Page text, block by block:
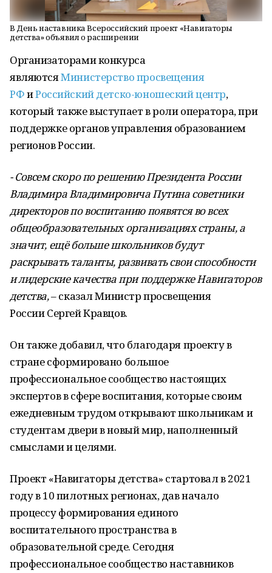
В День наставника Всероссийский проект «Навигаторы
детства» объявил о расширении
Организаторами конкурса
являютсяМинистерство просвещения
РФиРоссийский детско-юношеский центр,
который также выступает в роли оператора, при
поддержке органов управления образованием
регионов России.
- Совсем скоро по решению Президента России
Владимира Владимировича Путина советники
директоров по воспитанию появятся во всех
общеобразовательных организациях страны, а
значит, ещё больше школьников будут
раскрывать таланты, развивать свои способности
и лидерские качества при поддержке Навигаторов
детства,– сказал Министр просвещения
РоссииСергей Кравцов.
Он также добавил, что благодаря проекту в
стране сформировано большое
профессиональное сообщество настоящих
экспертов в сфере воспитания, которые своим
ежедневным трудом открывают школьникам и
студентам двери в новый мир, наполненный
смыслами и целями.
Проект «Навигаторы детства» стартовал в 2021
году в 10 пилотных регионах, дав начало
процессу формирования единого
воспитательного пространства в
образовательной среде. Сегодня
профессиональное сообщество наставников